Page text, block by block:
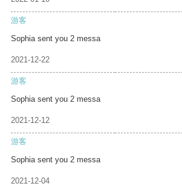
游客
Sophia sent you 2 messa
2021-12-22
游客
Sophia sent you 2 messa
2021-12-12
游客
Sophia sent you 2 messa
2021-12-04